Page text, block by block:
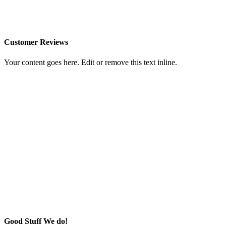
Customer Reviews
Your content goes here. Edit or remove this text inline.
Good Stuff We do!